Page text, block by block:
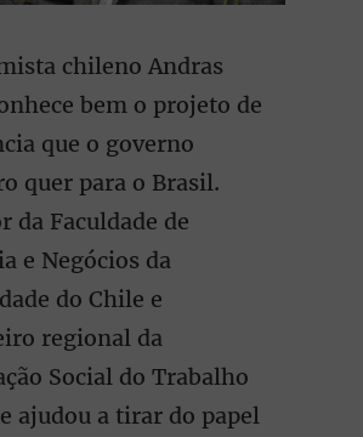
chileno Andras
bem o projeto de
que o governo
quer para o Brasil.
da Faculdade de
e Negócios da
do Chile e
regional da
Social do Trabalho
ajudou a tirar do papel